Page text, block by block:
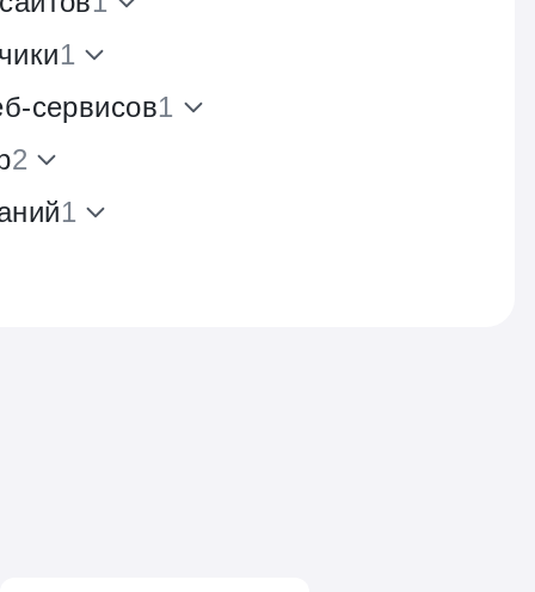
1
сервисов1
2
1